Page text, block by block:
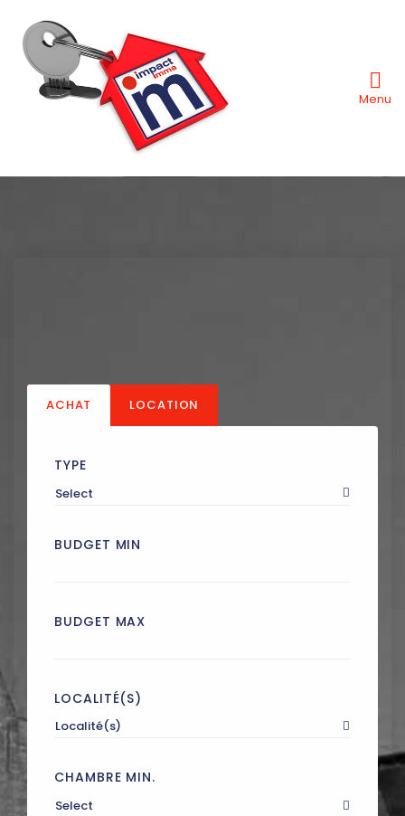
Menu
ACHAT LOCATION
TYPE
Select
BUDGET MIN
BUDGET MAX
LOCALITÉ(S)
Localité(s)
CHAMBRE MIN.
Select